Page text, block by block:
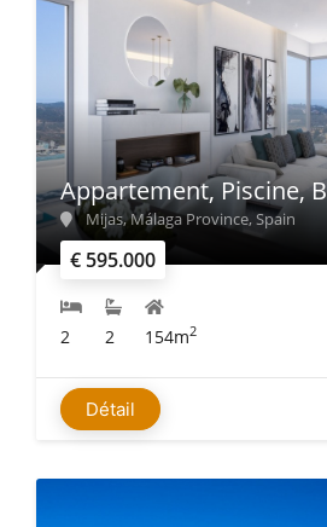
€ 595.000
Appartement, Piscine,
Mijas, Málaga Province, Spain
2 2 154m2
Détail